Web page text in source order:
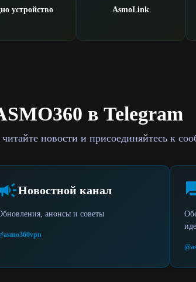
устройство AsmoLink
в Telegram
новости и присоединяйтесь к
Новостной канал
анонсы и советы